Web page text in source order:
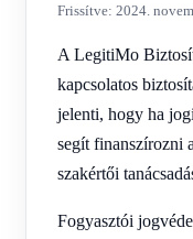
Frissítve: 2024.
A LegitiMo
kapcsolatos
jelenti, hogy ha
segít finanszírozni
szakértői
Fogyasztói